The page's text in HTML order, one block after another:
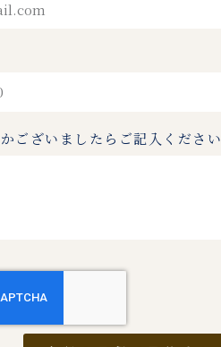
ございましたらご記入ください